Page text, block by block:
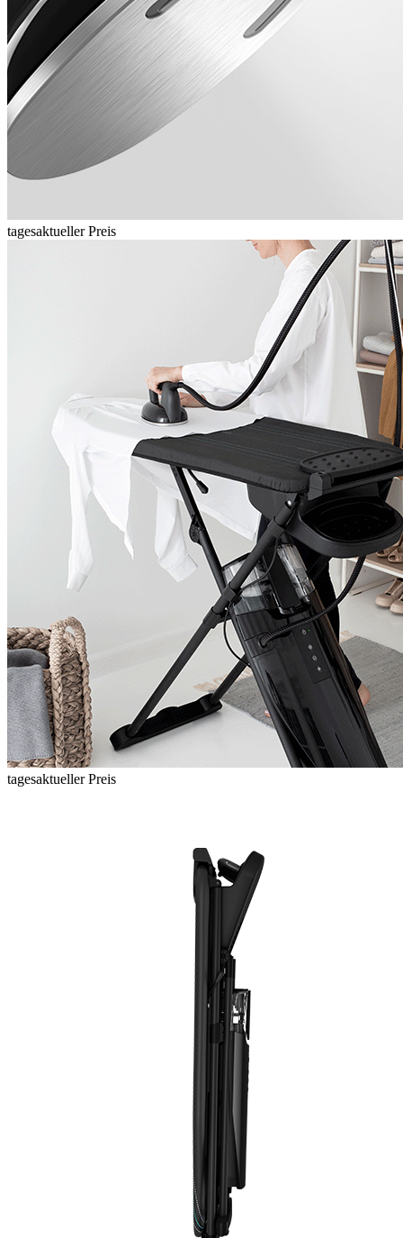
tagesaktueller Preis
tagesaktueller Preis